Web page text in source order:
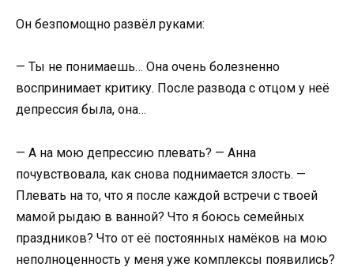
Он безпомощно развёл руками:
— Ты не понимаешь… Она очень болезненно
воспринимает критику. После развода с отцом у неё
депрессия была, она…
— А на мою депрессию плевать? — Анна
почувствовала, как снова поднимается злость. —
Плевать на то, что я после каждой встречи с твоей
мамой рыдаю в ванной? Что я боюсь семейных
праздников? Что от её постоянных намёков на мою
неполноценность у меня уже комплексы появились?